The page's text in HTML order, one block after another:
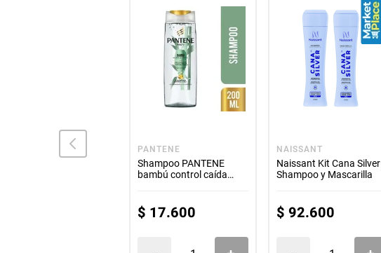
PANTENE
Shampoo PANTENE
bambú control caída
$ 17.600
NAISSANT
Naissant Kit Cana Silver
Shampoo y Mascarilla
$ 92.600